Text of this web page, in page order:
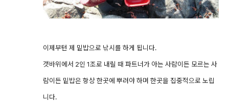
이제부턴 제 밑밥으로 낚시를 하게 됩니다.
갯바위에서 2인 1조로 내릴 때 파트너가 아는 사람이든 모르는 사
람이든 밑밥은 항상 한곳에 뿌려야 하며 한곳을 집중적으로 노립
니다.